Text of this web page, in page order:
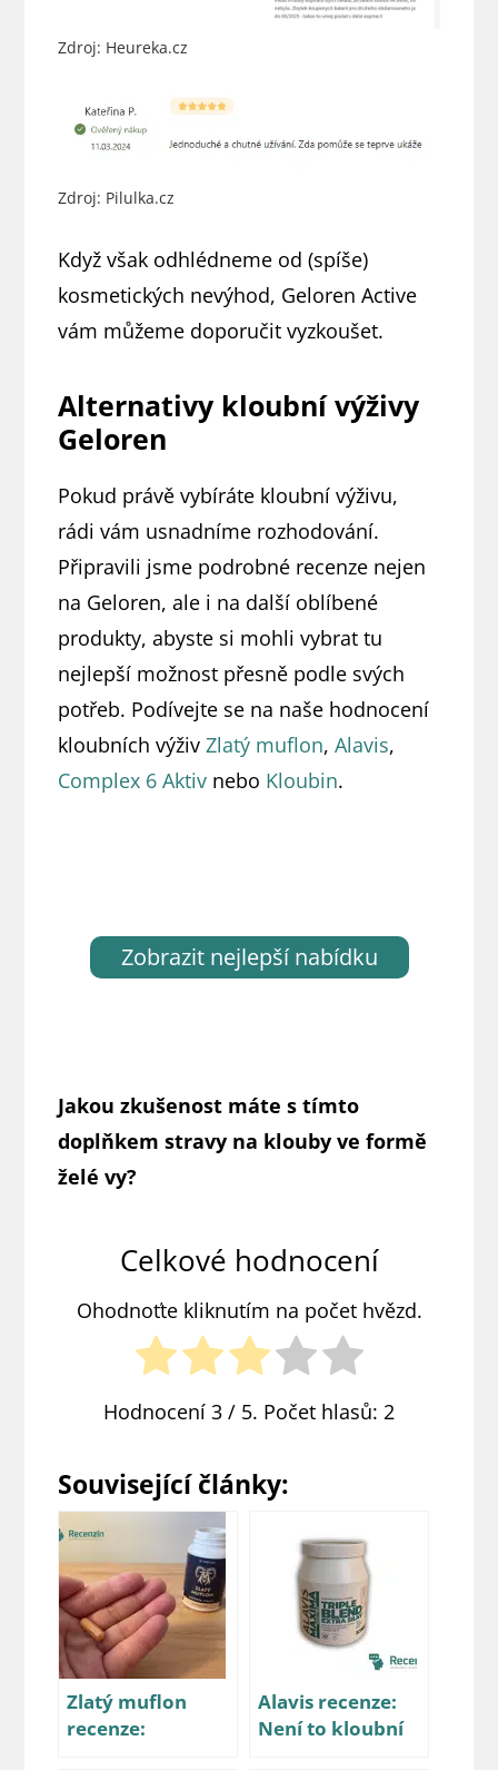
Zdroj: Heureka.cz
Zdroj: Pilulka.cz
Když však odhlédneme od (spíše)
kosmetických nevýhod, Geloren Active
vám můžeme doporučit vyzkoušet.
Alternativy kloubní výživy
Geloren
Pokud právě vybíráte kloubní výživu,
rádi vám usnadníme rozhodování.
Připravili jsme podrobné recenze nejen
na Geloren, ale i na další oblíbené
produkty, abyste si mohli vybrat tu
nejlepší možnost přesně podle svých
potřeb. Podívejte se na naše hodnocení
kloubních výživZlatý muflon,Alavis,
Complex 6 Aktiv nebo Kloubin.
Zobrazit nejlepší nabídku
Jakou zkušenost máte s tímto
doplňkem stravy na klouby ve formě
želé vy?
Celkové hodnocení
Ohodnoťte kliknutím na počet hvězd.
Hodnocení 3 / 5. Počet hlasů: 2
Související články:
Zlatý muflon
recenze:
Alavis recenze:
Není to kloubní